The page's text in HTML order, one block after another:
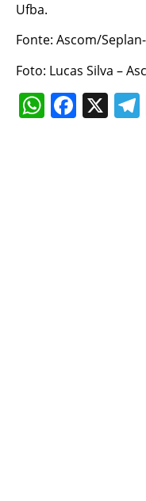
Ufba.
Fonte: Ascom/
Foto: Lucas Silva –
X